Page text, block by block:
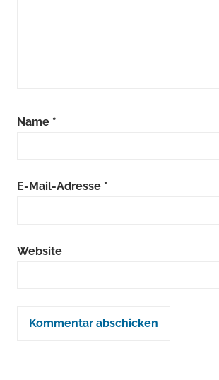
Name *
E-Mail-Adresse *
Website